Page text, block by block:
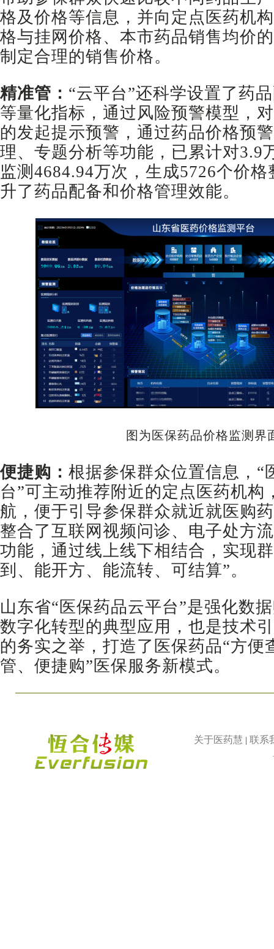
格及价格等信息，并向定点医药机
格与挂网价格、本市药品销售均价
制定合理的销售价格。
精准管： “云平台”还科学设置了药
等量化指标，通过风险预警模型，
的发起提示预警，通过药品价格预
理、专题分析等功能，已累计对3.9
监测4684.94万次，生成5726个价
升了药品配备和价格管理效能。
图为医保药品价格监测界
便捷购： 根据参保群众位置信息，“
台”可主动推荐附近的定点医药机构
航，便于引导参保群众就近就医购
整合了互联网视频问诊、电子处方
功能，通过线上线下相结合，实现
到、能开方、能流转、可结算”。
山东省“医保药品云平台”是强化数
数字化转型的典型应用，也是技术
的务实之举，打造了医保药品“方便
管、便捷购”医保服务新模式。
关于医药慧
联系